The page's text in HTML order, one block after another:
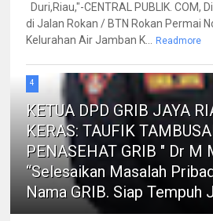
Duri,Riau,"-CENTRAL PUBLIK. COM,
di Jalan Rokan / BTN Rokan Permai
Kelurahan Air Jamban K...
Readmore
4
KETUA DPD GRIB JAYA
KERAS: TAUFIK
PENASEHAT GRIB " Dr M
“Selesaikan Masalah
Nama GRIB. Siap Tempuh